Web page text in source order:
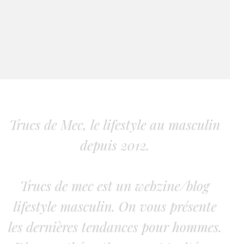
Trucs de Mec, le lifestyle au masculin
depuis 2012.
Trucs de mec est un webzine/blog
lifestyle masculin. On vous présente
les dernières tendances pour hommes.